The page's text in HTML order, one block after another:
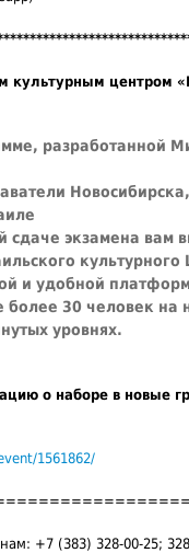
культурным центром
разработанной
сдаче экзамена вам
культурного
и удобной
более 30 человек на
уровнях.
о наборе в новые
1561862/
+7 (383) 328-00-25;